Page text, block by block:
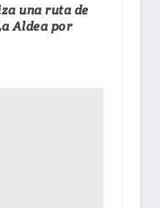
una ruta de
Aldea por